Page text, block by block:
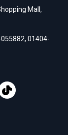
Mall,
, 01404-